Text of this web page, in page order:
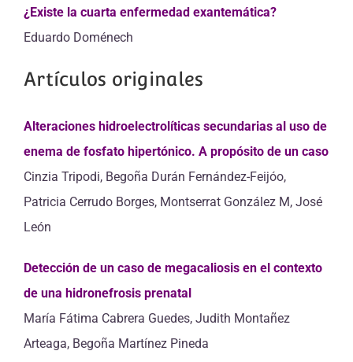
¿Existe la cuarta enfermedad exantemática?
Eduardo Doménech
Artículos originales
Alteraciones hidroelectrolíticas secundarias al uso de
enema de fosfato hipertónico. A propósito de un caso
Cinzia Tripodi, Begoña Durán Fernández-Feijóo,
Patricia Cerrudo Borges, Montserrat González M, José
León
Detección de un caso de megacaliosis en el contexto
de una hidronefrosis prenatal
María Fátima Cabrera Guedes, Judith Montañez
Arteaga, Begoña Martínez Pineda